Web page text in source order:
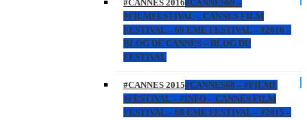
#CANNES 2016#CANNES69 –
#FILMFESTIVAL – CANNES FILM
FESTIVAL – 69 EME FESTIVAL – #2016 –
BLOG DE CANNES – BLOG DU
FESTIVAL
#CANNES 2015#CANNES68 – #FILMF
#FESTIVAL – #INFO – CANNES FILM
FESTIVAL – 68 EME FESTIVAL – #2015 –